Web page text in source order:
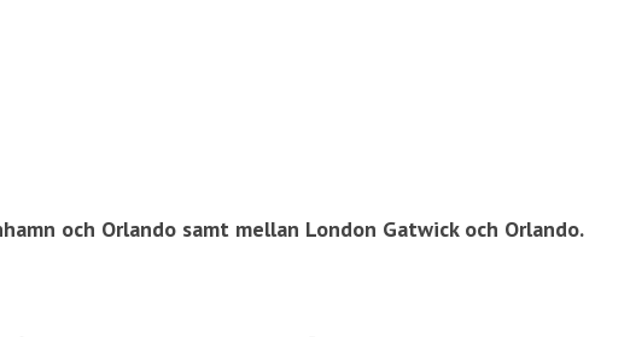
och Orlando samt mellan London Gatwick och Orlando.